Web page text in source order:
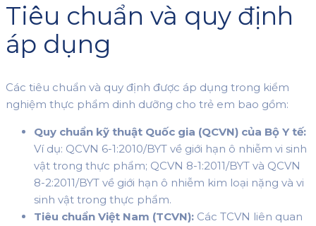
Tiêu chuẩn và quy định
áp dụng
Các tiêu chuẩn và quy định được áp dụng trong kiểm
nghiệm thực phẩm dinh dưỡng cho trẻ em bao gồm:
Quy chuẩn kỹ thuật Quốc gia (QCVN) của Bộ Y tế:
Ví dụ: QCVN 6-1:2010/BYT về giới hạn ô nhiễm vi sinh
vật trong thực phẩm; QCVN 8-1:2011/BYT và QCVN
8-2:2011/BYT về giới hạn ô nhiễm kim loại nặng và vi
sinh vật trong thực phẩm.
Tiêu chuẩn Việt Nam (TCVN): Các TCVN liên quan